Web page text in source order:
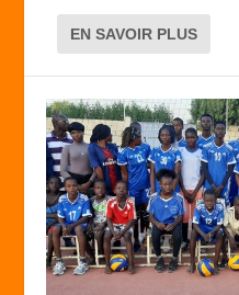
EN SAVOIR PLUS